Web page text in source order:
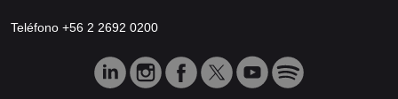
Teléfono +56 2 2692 0200